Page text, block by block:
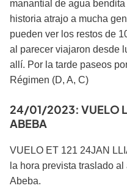
manantial de agua
historia atrajo a mucha
pueden ver los restos de
al parecer viajaron desde
allí. Por la tarde paseos
Régimen (D, A, C)
24/01/2023: VUELO
ABEBA
VUELO ET 121 24JAN
la hora prevista traslado
Abeba.